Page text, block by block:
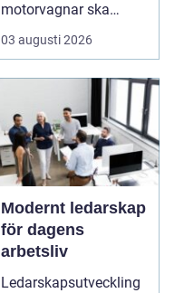
motorvagnar ska
kunna leverera pålitlig
drift d...
03 augusti 2026
Modernt ledarskap
för dagens
arbetsliv
Ledarskapsutveckling